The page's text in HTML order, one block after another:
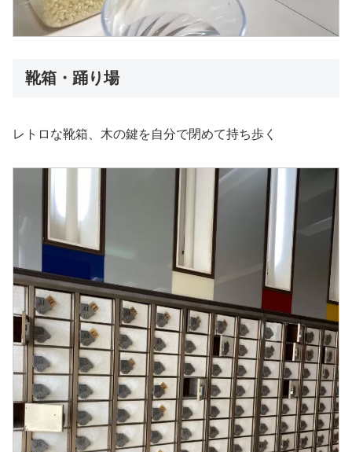
靴箱・踊り場
レトロな靴箱、木の鍵を自分で閉めて持ち歩く